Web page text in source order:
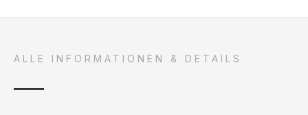
ALLE INFORMATIONEN & DETAILS